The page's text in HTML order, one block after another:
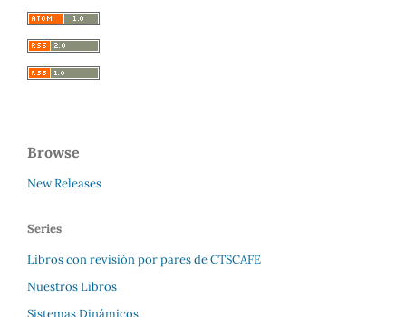
Browse
New Releases
Series
Libros con revisión por pares de CTSCAFE
Nuestros Libros
Sistemas Dinámicos